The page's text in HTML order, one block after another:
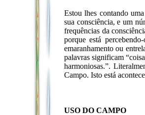
Estou lhes contando
sua consciência, e um
frequências da
porque está
emaranhamento ou
palavras significam
harmoniosas.”.
Campo. Isto está
USO DO CAMPO